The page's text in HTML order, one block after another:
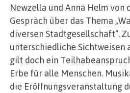
Newzella und Anna Helm von
Gespräch über das Thema
diversen Stadtgesellschaft“.
unterschiedliche Sichtweisen
gilt doch ein
Erbe für alle Menschen.
die Eröffnungsveranstaltung